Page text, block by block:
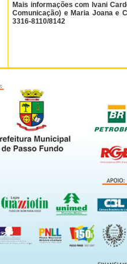
Mais informações com Ivani
Comunicação) e Maria Joana e
3316-8110/8142